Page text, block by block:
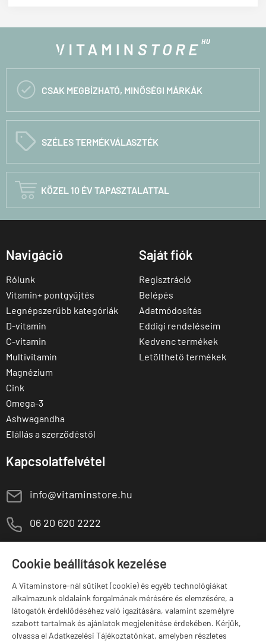
Cookie beállítások kezelése
A Vitaminstore-nál sütiket (cookie) és egyéb technológiákat
alkalmazunk oldalaink forgalmának mérésére és elemzésére, a
látogatók érdeklődéséhez való igazítására, valamint személyre
szabott tartalmak és ajánlatok megjelenítése érdekében. Kérjük,
olvassa el Adatkezelési Tájékoztatónkat, amelyben részletes
 CSAK MEGBÍZHATÓ, MINŐSÉGI MÁRKÁK
C SZÉLES TERMÉKVÁLASZTÉK
 KÖZEL 10 ÉV TAPASZTALATTAL
Navigáció
Rólunk
Vitamin+ pontgyűjtés
Legnépszerűbb kategóriák
D-vitamin
C-vitamin
Multivitamin
Magnézium
Cink
Omega-3
Ashwagandha
Elállás a szerződéstől
Saját fiók
Regisztráció
Belépés
Adatmódosítás
Eddigi rendeléseim
Kedvenc termékek
Letölthető termékek
Kapcsolatfelvétel
E info@vitaminstore.hu
M 06 20 620 2222
Szugló u. 83-85.
Márkák